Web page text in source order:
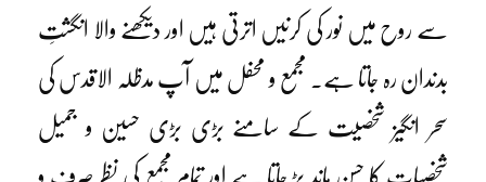
سے روح میں نور کی کرنیں اترتی ہیں اور دیکھنے والا انگشتِ
بدندان رہ جاتا ہے۔ مجمع و محفل میں آپ مدظلہ الاقدس کی
سحر انگیز شخصیت کے سامنے بڑی بڑی حسین و جمیل
شخصیات کا حسن ماند پڑ جاتا ہے اور تمام مجمع کی نظر صرف و